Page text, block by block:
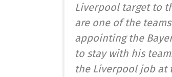
Liverpool target to
are one of the
appointing the
to stay with his
the Liverpool job at